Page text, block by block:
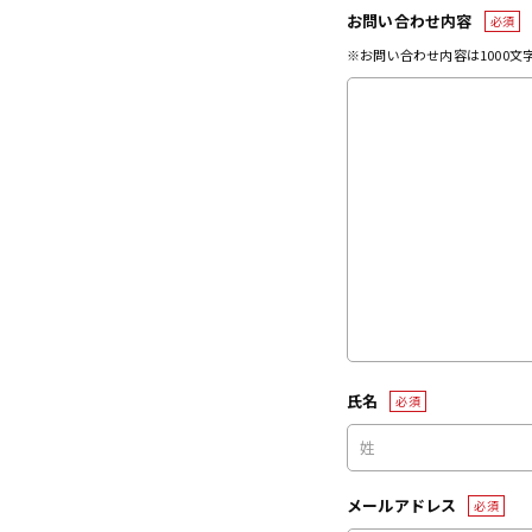
お問い合わせ内容 必須
※お問い合わせ内容は1000文
氏名 必須
メールアドレス 必須